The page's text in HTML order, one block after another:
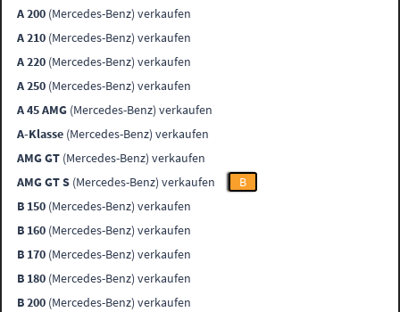
A 200 (Mercedes-Benz) verkaufen
A 210 (Mercedes-Benz) verkaufen
A 220 (Mercedes-Benz) verkaufen
A 250 (Mercedes-Benz) verkaufen
A 45 AMG (Mercedes-Benz) verkaufen
A-Klasse (Mercedes-Benz) verkaufen
AMG GT (Mercedes-Benz) verkaufen
AMG GT S (Mercedes-Benz) verkaufen
B
B 150 (Mercedes-Benz) verkaufen
B 160 (Mercedes-Benz) verkaufen
B 170 (Mercedes-Benz) verkaufen
B 180 (Mercedes-Benz) verkaufen
B 200 (Mercedes-Benz) verkaufen